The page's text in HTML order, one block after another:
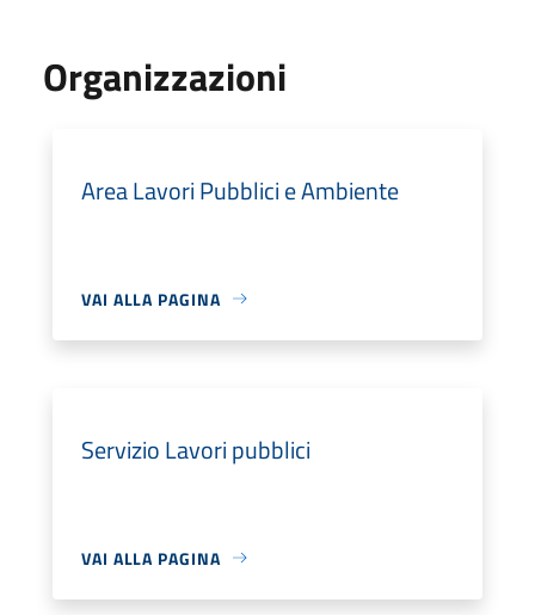
Organizzazioni
Area Lavori Pubblici e Ambiente
VAI ALLA PAGINA
Servizio Lavori pubblici
VAI ALLA PAGINA